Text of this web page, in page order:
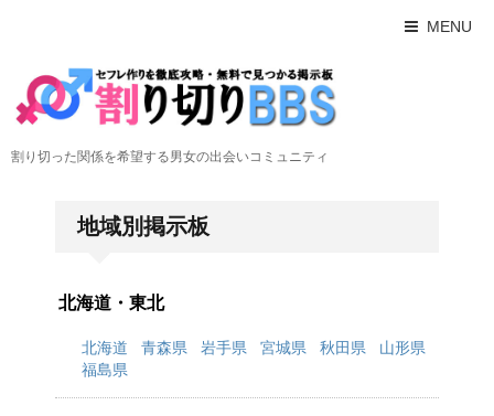
MENU
割り切った関係を希望する男女の出会いコミュニティ
地域別掲示板
北海道・東北
北海道 青森県 岩手県 宮城県 秋田県
山形県
福島県